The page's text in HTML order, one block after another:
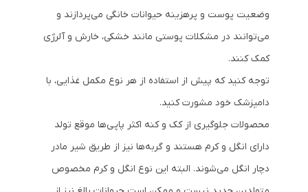
وضعیت پوست و پرهزینه حیوانات خانگی می‌پردازند و
می‌توانند در مشکلات پوستی مانند خشکی، خارش و آلرژی
کمک کنند.
توجه کنید که پیش از استفاده از هر نوع مکمل غذایی، با
دامپزشک خود مشورت کنید.
محصولات جلوگیری از کک و کنه اکثر پاپی‌ها موقع تولد
دارای انگل و کرم هستند و گربه‌ها نیز از طریق شیر مادر
دچار انگل می‌شوند. البته این نوع انگل و کرم مخصوص